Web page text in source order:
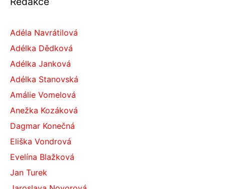
Adéla Navrátilová
Adélka Dědková
Adélka Janková
Adélka Stanovská
Amálie Vomelová
Anežka Kozáková
Dagmar Konečná
Eliška Vondrová
Evelína Blažková
Jan Turek